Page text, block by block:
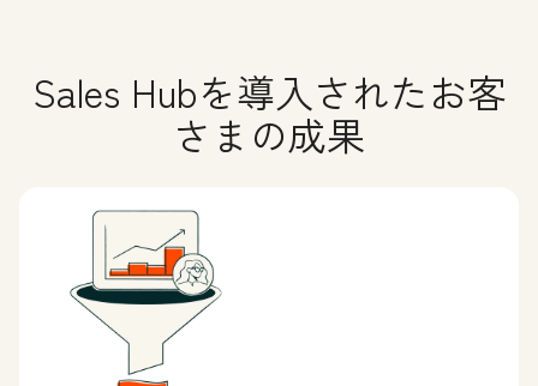
Sales Hubを導入されたお客
さまの成果